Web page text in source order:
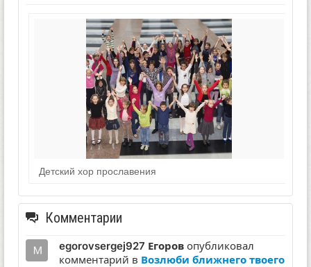
Детский хор прославения
Комментарии
egorovsergej927 Егоров опубликовал
комментарий в Возлюби ближнего твоего